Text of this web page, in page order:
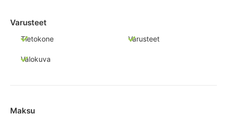
Varusteet
Tietokone Varusteet
Valokuva
Maksu